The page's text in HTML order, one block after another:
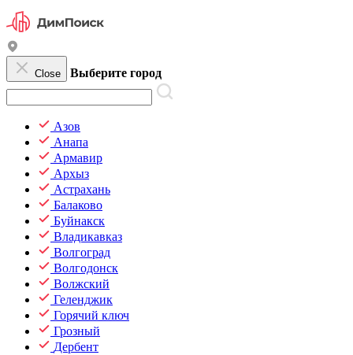
Close Выберите город
Азов
Анапа
Армавир
Архыз
Астрахань
Балаково
Буйнакск
Владикавказ
Волгоград
Волгодонск
Волжский
Геленджик
Горячий ключ
Грозный
Дербент